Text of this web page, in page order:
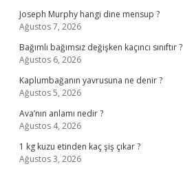
Joseph Murphy hangi dine mensup ?
Ağustos 7, 2026
Bağımlı bağımsız değişken kaçıncı sınıftır ?
Ağustos 6, 2026
Kaplumbağanın yavrusuna ne denir ?
Ağustos 5, 2026
Ava’nın anlamı nedir ?
Ağustos 4, 2026
1 kg kuzu etinden kaç şiş çıkar ?
Ağustos 3, 2026